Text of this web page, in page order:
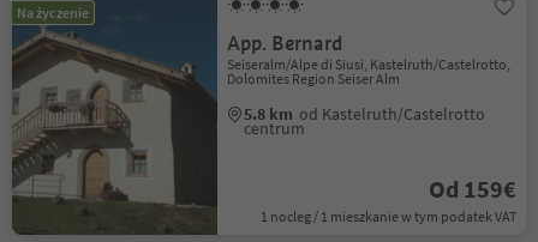
Na życzenie
App. Bernard
Seiseralm/Alpe di Siusi, Kastelruth/Castelrotto,
Dolomites Region Seiser Alm
5.8 km od Kastelruth/Castelrotto
centrum
Od 159€
1 nocleg / 1 mieszkanie w tym podatek VAT